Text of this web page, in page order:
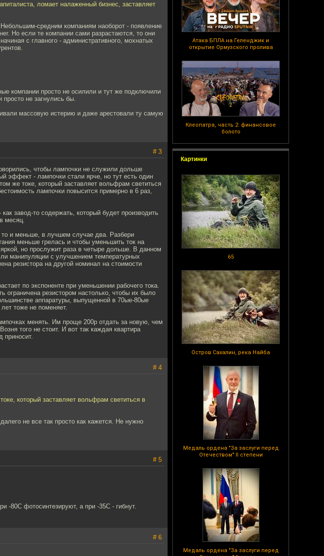
Атака БПЛА на Геленджик и
открытие Ормузского пролива
Клеопатра, часть 2: финансовое
болото
Картинки
65
Остров Сахалин, река Найба
Медаль ордена "За заслуги перед
Отечеством" II степени
Медаль ордена "За заслуги перед
ломает налаженный бизнес, заставляет
средним компаниям наоборот - появление
Но если те компании сами разрастаются, то они
с главного - административного, мохнатых
компании просто не осилили и тут же подключили
просто не загнулись бы.
массовую истерию и даже арестовали ту самую
# 3
чтобы лампочки не служили дольше
эффект - лампочки стали ярче, но тут есть один
же токе, который заставляет вольфрам светиться
лампочки повысится примерно в 6 раз,
завод-то содержать, который будет производить
месяц.
и меньше, в лучшем случае два. Разбери
меньше грелась и чтобы уменьшить ток на
но прослужит раза в четыре дольше. В данном
манипуляции с улучшением температурных
резистора на другой номинал на стоимости
по экспоненте при уменьшении рабочего тока.
ограничена резистором настолько, чтобы их было
аппаратуры, выпущенной в 70ые-80ые
тоже не поменяет.
менять. Им проще 200р отдать за новую, чем
того не стоит. И вот так каждая квартира
приносит.
# 4
который заставляет вольфрам светиться в
не все так просто как кажется. Не нужно
# 5
-80С фотосинтезируют, а при -35С - гибнут.
# 6